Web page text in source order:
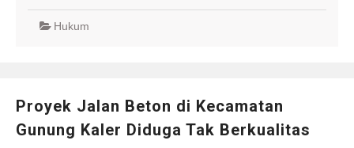
Hukum
Proyek Jalan Beton di Kecamatan
Gunung Kaler Diduga Tak Berkualitas